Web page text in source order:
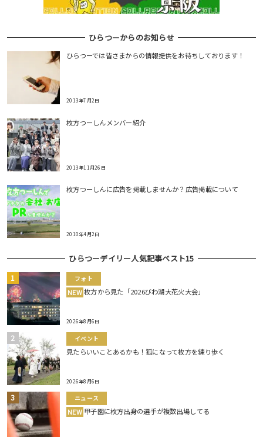
ひらつーからのお知らせ
ひらつーでは皆さまからの情報提供をお待ちしております！
2013年7月2日
枚方つーしんメンバー紹介
2013年11月26日
枚方つーしんに広告を掲載しませんか？広告掲載について
2010年4月2日
ひらつーデイリー人気記事ベスト15
フォト
NEW 枚方から見た「2026びわ湖大花火大会」
2026年8月6日
イベント
見たらいいことあるかも！狐になって枚方を練り歩く
2026年8月6日
ニュース
NEW 甲子園に枚方出身の選手が複数出場してる